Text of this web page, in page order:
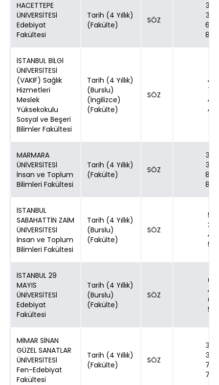
HACETTEPE
ÜNİVERSİTESİ
Edebiyat
Fakültesi
Tarih (4 Yıllık)
(Fakülte)
SÖZ
30
30
60
80
İSTANBUL BİLGİ
ÜNİVERSİTESİ
(VAKIF) Sağlık
Hizmetleri
Meslek
Yüksekokulu
Sosyal ve Beşeri
Bilimler Fakültesi
Tarih (4 Yıllık)
(Burslu)
(İngilizce)
(Fakülte)
SÖZ
4
7
4
4
MARMARA
ÜNİVERSİTESİ
İnsan ve Toplum
Bilimleri Fakültesi
Tarih (4 Yıllık)
(Fakülte)
SÖZ
30
30
80
80
İSTANBUL
SABAHATTİN ZAİM
ÜNİVERSİTESİ
İnsan ve Toplum
Bilimleri Fakültesi
Tarih (4 Yıllık)
(Burslu)
(Fakülte)
SÖZ
5
3
4
5
İSTANBUL 29
MAYIS
ÜNİVERSİTESİ
Edebiyat
Fakültesi
Tarih (4 Yıllık)
(Burslu)
(Fakülte)
SÖZ
6
4
6
5
MİMAR SİNAN
GÜZEL SANATLAR
ÜNİVERSİTESİ
Fen-Edebiyat
Fakültesi
Tarih (4 Yıllık)
(Fakülte)
SÖZ
30
30
70
70